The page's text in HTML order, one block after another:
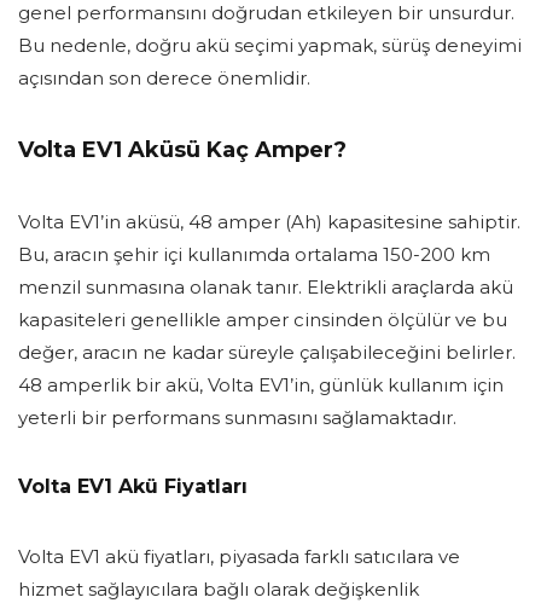
genel performansını doğrudan etkileyen bir unsurdur.
Bu nedenle, doğru akü seçimi yapmak, sürüş deneyimi
açısından son derece önemlidir.
Volta EV1 Aküsü Kaç Amper?
Volta EV1’in aküsü, 48 amper (Ah) kapasitesine sahiptir.
Bu, aracın şehir içi kullanımda ortalama 150-200 km
menzil sunmasına olanak tanır. Elektrikli araçlarda akü
kapasiteleri genellikle amper cinsinden ölçülür ve bu
değer, aracın ne kadar süreyle çalışabileceğini belirler.
48 amperlik bir akü, Volta EV1’in, günlük kullanım için
yeterli bir performans sunmasını sağlamaktadır.
Volta EV1 Akü Fiyatları
Volta EV1 akü fiyatları, piyasada farklı satıcılara ve
hizmet sağlayıcılara bağlı olarak değişkenlik